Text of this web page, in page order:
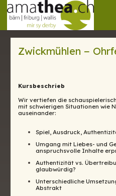
Zwickmühlen −
Kursbeschrieb
Wir vertiefen die
mit schwierigen Situationen wie
auseinander:
Spiel, Ausdruck,
Umgang mit Liebes- und
anspruchsvolle Inhalte
Authentizität vs.
glaubwürdig?
Unterschiedliche
Abstrakt